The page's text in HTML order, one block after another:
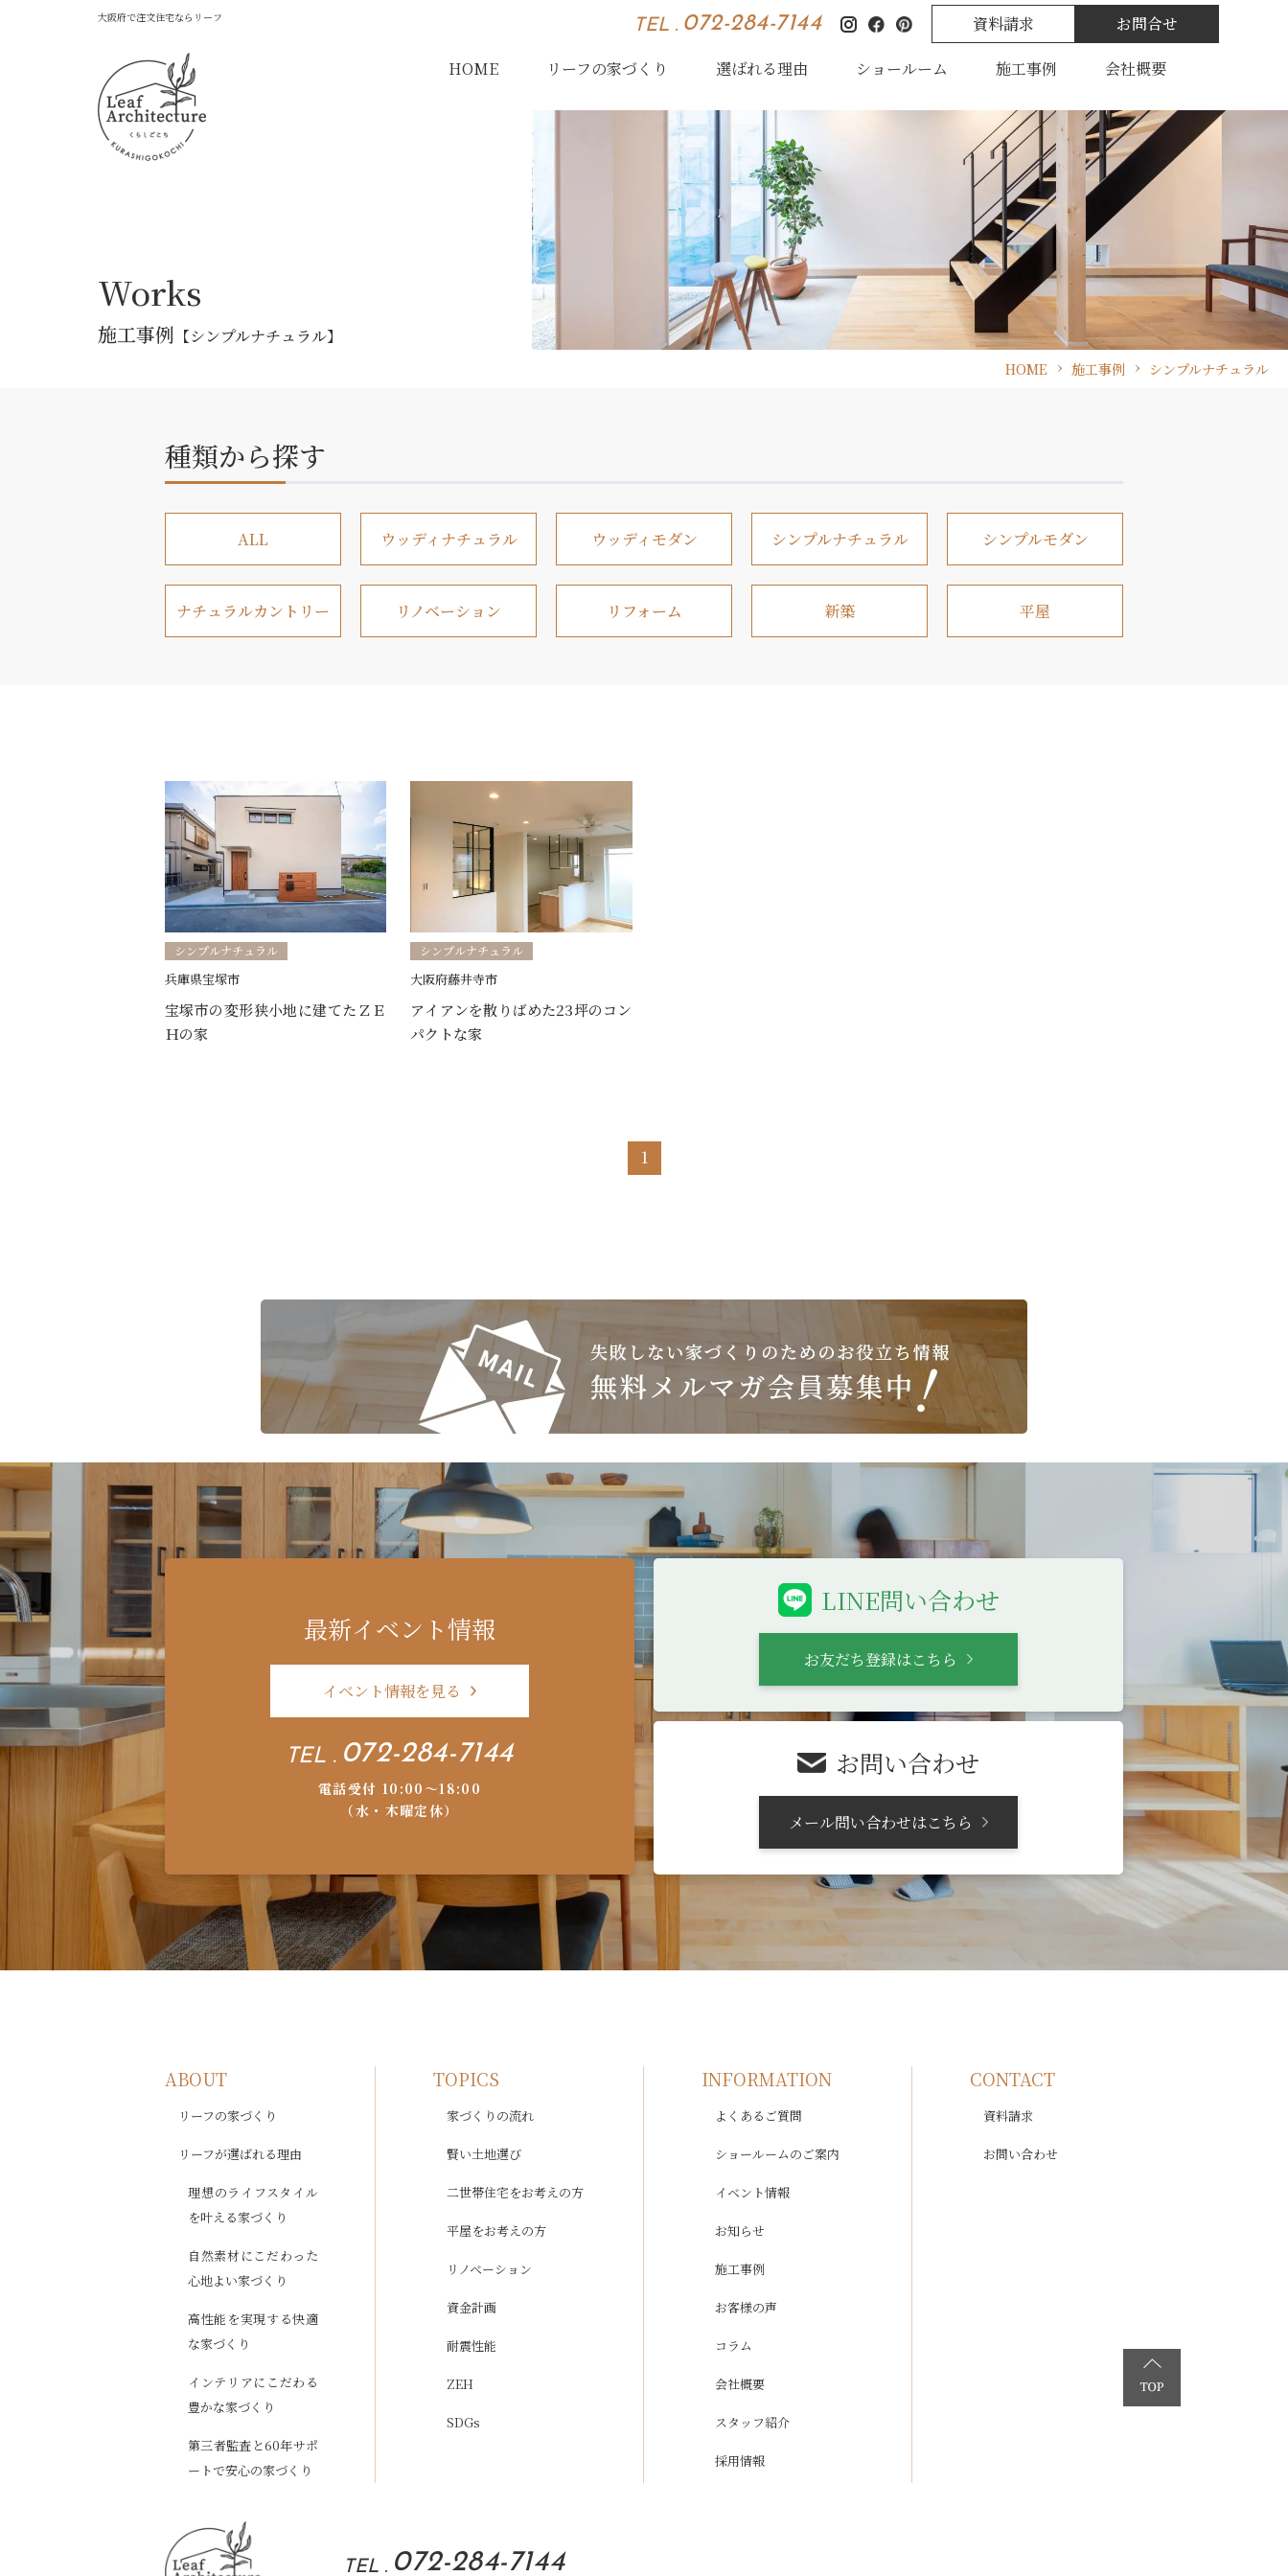
大阪府で注文住宅ならリーフ TEL . 072-284-7144 資料請求 お問合せ
HOME リーフの家づくり 選ばれる理由 ショールーム 施工事例 会社概要
HOME 施工事例 シンプルナチュラル
Works
施工事例 【シンプルナチュラル】
種類から探す
ALL ウッディナチュラル ウッディモダン シンプルナチュラル シンプルモダン
ナチュラルカントリー リノベーション リフォーム 新築 平屋
シンプルナチュラル
兵庫県宝塚市
宝塚市の変形狭小地に建てたＺＥ
Ｈの家
シンプルナチュラル
大阪府藤井寺市
アイアンを散りばめた23坪のコン
パクトな家
1
最新イベント情報
イベント情報を見る
TEL . 072-284-7144
電話受付 10:00〜18:00
（水・木曜定休）
LINE問い合わせ
お友だち登録はこちら
お問い合わせ
メール問い合わせはこちら
ABOUT
リーフの家づくり
リーフが選ばれる理由
理想のライフスタイル
を叶える家づくり
自然素材にこだわった
心地よい家づくり
高性能を実現する快適
な家づくり
インテリアにこだわる
豊かな家づくり
第三者監査と60年サポ
ートで安心の家づくり
TOPICS
家づくりの流れ
賢い土地選び
二世帯住宅をお考えの方
平屋をお考えの方
リノベーション
資金計画
耐震性能
ZEH
SDGs
INFORMATION
よくあるご質問
ショールームのご案内
イベント情報
お知らせ
施工事例
お客様の声
コラム
会社概要
スタッフ紹介
採用情報
CONTACT
資料請求
お問い合わせ
TEL . 072-284-7144